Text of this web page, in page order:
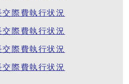
際費執行状況
際費執行状況
際費執行状況
際費執行状況